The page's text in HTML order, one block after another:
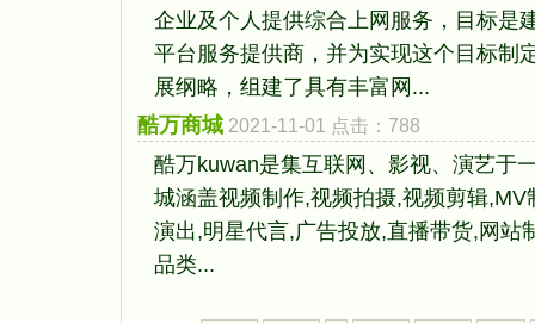
企业及个人提供综合上网服务，目标是
平台服务提供商，并为实现这个目标制
展纲略，组建了具有丰富网...
酷万商城 2021-11-01 点击：788
酷万kuwan是集互联网、影视、演艺于
城涵盖视频制作,视频拍摄,视频剪辑
演出,明星代言,广告投放,直播带货,网站
品类...